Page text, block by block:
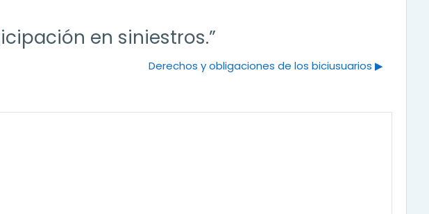
en siniestros.”
Derechos y obligaciones de los biciusuarios ▶︎